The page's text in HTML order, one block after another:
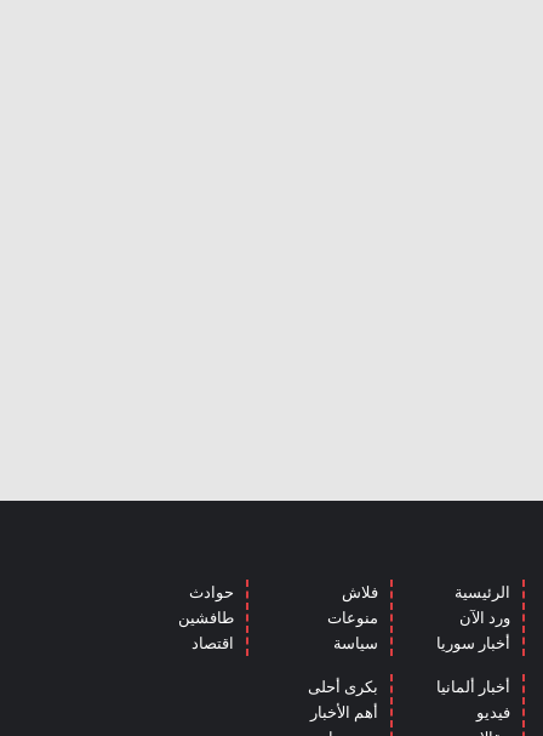
الرئيسية
ورد الآن
أخبار سوريا
فلاش
منوعات
سياسة
حوادث
طافشين
اقتصاد
أخبار ألمانيا
فيديو
بكرى أحلى
أهم الأخبار